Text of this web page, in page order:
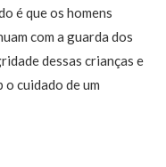
é que os homens
com a guarda dos
dessas crianças e
cuidado de um